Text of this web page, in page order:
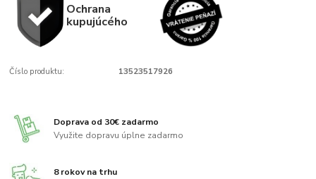
Ochrana
kupujúcého
Číslo produktu: 13523517926
Doprava od 30€ zadarmo
Využite dopravu úplne zadarmo
8 rokov na trhu